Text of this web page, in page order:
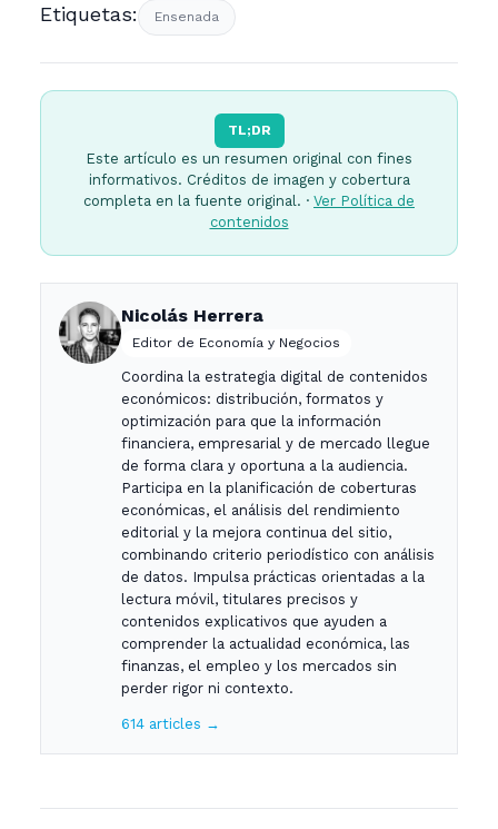
Etiquetas: Ensenada
TL;DR
Este artículo es un resumen original con fines
informativos. Créditos de imagen y cobertura
completa en la fuente original. · Ver Política de
contenidos
Nicolás Herrera
Editor de Economía y Negocios
Coordina la estrategia digital de contenidos
económicos: distribución, formatos y
optimización para que la información
financiera, empresarial y de mercado llegue
de forma clara y oportuna a la audiencia.
Participa en la planificación de coberturas
económicas, el análisis del rendimiento
editorial y la mejora continua del sitio,
combinando criterio periodístico con análisis
de datos. Impulsa prácticas orientadas a la
lectura móvil, titulares precisos y
contenidos explicativos que ayuden a
comprender la actualidad económica, las
finanzas, el empleo y los mercados sin
perder rigor ni contexto.
614 articles →